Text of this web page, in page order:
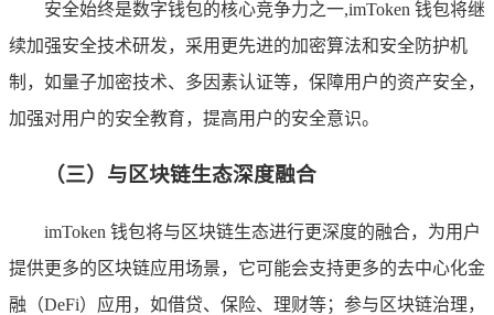
安全始终是数字钱包的核心竞争力之一,imToken 钱包将继
续加强安全技术研发，采用更先进的加密算法和安全防护机
制，如量子加密技术、多因素认证等，保障用户的资产安全，
加强对用户的安全教育，提高用户的安全意识。
（三）与区块链生态深度融合
imToken 钱包将与区块链生态进行更深度的融合，为用户
提供更多的区块链应用场景，它可能会支持更多的去中心化金
融（DeFi）应用，如借贷、保险、理财等；参与区块链治理，